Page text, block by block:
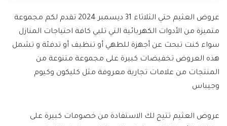
عروض العثيم حتي الثلاثاء 31 ديسمبر 2024 تقدم لكم مجموعة
متميزة من الأدوات الكهربائية التي تلبي كافة احتياجات المنازل
سواء كنت تبحث عن أجهزة للطهي أو تنظيف أو تدفئة و تشمل
هذه العروض تخفيضات كبيرة على مجموعة متنوعة من
المنتجات من علامات تجارية معروفة مثل كليكون وكيوم
وجيباس
عروض العثيم تتيح لك الاستفادة من خصومات كبيرة على